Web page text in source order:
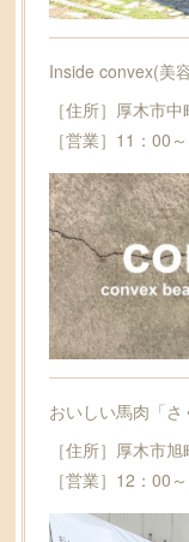
Inside convex(
［住所］厚木市
［営業］11：00
おいしい馬肉「
［住所］厚木市
［営業］12：00